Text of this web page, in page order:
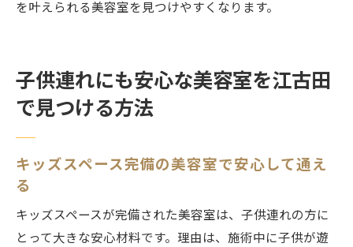
を叶えられる美容室を見つけやすくなります。
子供連れにも安心な美容室を江古田
で見つける方法
キッズスペース完備の美容室で安心して通え
る
キッズスペースが完備された美容室は、子供連れの方に
とって大きな安心材料です。理由は、施術中に子供が遊